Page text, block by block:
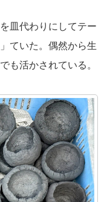
皿代わりにしてテー
ていた。偶然から生
も活かされている。